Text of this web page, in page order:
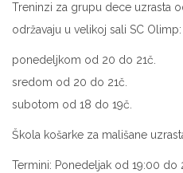
Treninzi za grupu dece uzrasta
održavaju u velikoj sali SC Olimp:
ponedeljkom od 20 do 21č.
sredom od 20 do 21č.
subotom od 18 do 19č.
Škola košarke za mališane
Termini: Ponedeljak od 19:00 do